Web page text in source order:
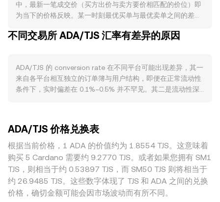
用，以及升级路线（例如 Vasil、Chang 硬分叉与 Voltaire 治
理阶段）推进，都会在网络手续费、抵押与流动性提供等场景
比特币方向存在较强相关，若 BTC 出现趋势性波动，
的加密资产定价产生影响，风险偏好转弱时，ADA 的卖压与
TJS 的相对走强可能共同压低该 conversion rate。监管方
面，美国与其他主要司法辖区对代币定性、交易平台合规审
个别诉讼材料中的定性表述亦会阶段性影响市场情绪。技术层
面，永续合约资金费率的正负与大小、集中到期的期权仓位分
布（如大额到期日的最大痛点位）、链上与交易所的“巨鲸”转
账与仓位变化、以及现货与合约基差，都会对 ADA 的短期供
需与波动率产生影响，从而反映到 ADA/TJS 的 conversion
rate 上。
中，最新一笔成交价（买方出价与卖方要价相匹配的价位）即
为当下的价格反映。某一时刻最优买单与最优卖单之间的差距
之间，数据聚合商常以成交量加权平均价作为参考：VWAP =
是：TJS Value = ADA Amount × conversion rate，以及 ADA
Amount = TJS Value / conversion rate。由于许多平台的报
价路径并非单一，ADA/TJS 通常还会受 ADA/USDT 与
ADA 数量为 x、TJS 或与 TJS 锚定的计价资产数量为 y，价格
近似为 y/x。大额市价单会顺着订单簿或流动性池的深度逐步
成交，从而在短时内推动成交价偏离中间价或池中平衡价，这
也会即时反映到 ADA/TJS 的 conversion rate。
不同交易所 ADA/TJS 汇率有差异的原因
ADA/TJS 的 conversion rate 在不同平台可能出现差异，其一
来自各平台相互独立的订单簿与用户结构，即便在正常流动性
条件下，实时偏差在 0.1%–0.5% 并不罕见。其二是流动性深
入金渠道、以及当地对 TJS 的外汇管理与银行端费率，都会影
响以 TJS 计价的成交价格。其四，很多平台的 ADA/TJS 实际
上由 ADA/USDT 与 USDT/TJS 两段价格合成，USDT 相对
TJS 的轻微溢折价（USDT 基差）会直接传导至最终报价。其
五，跨平台套利虽能在价格出现偏差时买低卖高、促进价格回
归，但受限于链上转账时间、法币结算周期、手续费与风控限
制，修复并非瞬时，因而不同平台上的 ADA/TJS conversion
ADA/TJS 价格兑换表
根据当前价格，1 ADA 的价值约为 1.8554 TJS。这意味着
购买 5 Cardano 需要约 9.2770 TJS。或者如果您拥有 SM1
TJS，则相当于约 0.53897 TJS，而 SM50 TJS 则将相当于
约 26.9485 TJS。这些数字体现了 TJS 和 ADA 之间的兑换
价格，确切金额可能会因市场波动而有所不同。